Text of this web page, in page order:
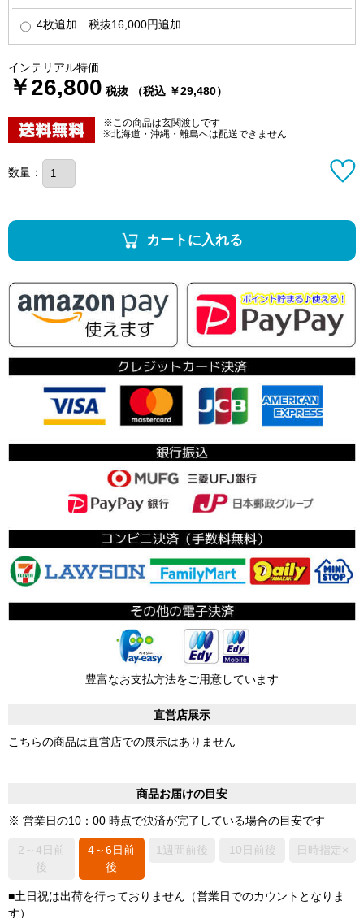
4枚追加…税抜16,000円追加
インテリアル特価
￥26,800 税抜 （税込 ￥29,480）
※この商品は玄関渡しです
※北海道・沖縄・離島へは配送できません
数量：
カートに入れる
豊富なお支払方法をご用意しています
直営店展示
こちらの商品は直営店での展示はありません
商品お届けの目安
※ 営業日の10：00 時点で決済が完了している場合の目安です
2～4日前
後
4～6日前
後
1週間前後 10日前後 日時指定×
■土日祝は出荷を行っておりません（営業日でのカウントとなりま
す）